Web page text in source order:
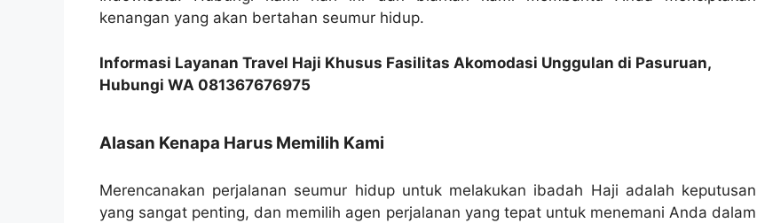
kenangan yang akan bertahan seumur hidup.
Informasi Layanan Travel Haji Khusus Fasilitas Akomodasi Unggulan di Pasuruan,
Hubungi WA 081367676975
Alasan Kenapa Harus Memilih Kami
Merencanakan perjalanan seumur hidup untuk melakukan ibadah Haji adalah keputusan
yang sangat penting, dan memilih agen perjalanan yang tepat untuk menemani Anda dalam